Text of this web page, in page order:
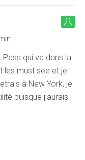
Pass qui va dans la
les must see et je
à New York, je
puisque j’aurais